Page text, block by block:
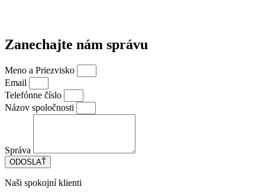
Zanechajte nám správu
Meno a Priezvisko
Email
Telefónne číslo
Názov spoločnosti
Správa
ODOSLAŤ
Naši spokojní klienti